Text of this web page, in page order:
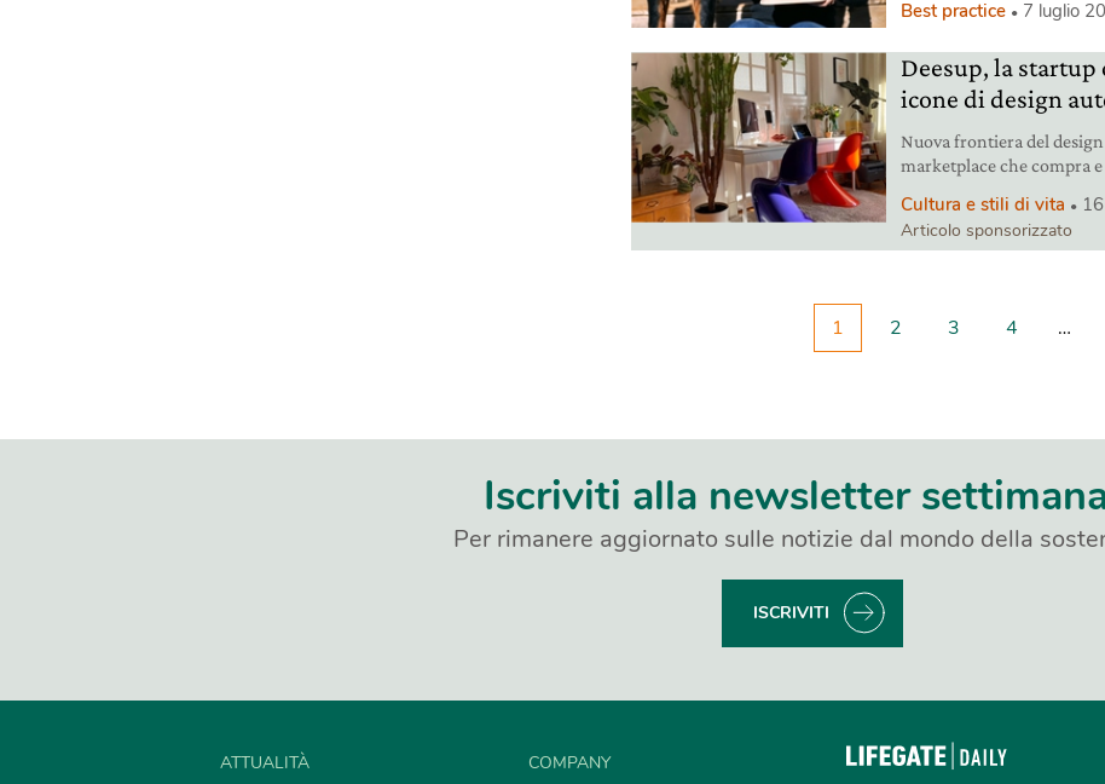
Best practice 7 luglio
Deesup, la startup
icone di design
Nuova frontiera del
marketplace che compra
Cultura e stili di vita
Articolo sponsorizzato
1 2 3 4 …
Iscriviti alla newsletter
Per rimanere aggiornato sulle notizie dal mondo della
ISCRIVITI
ATTUALITÀ COMPANY